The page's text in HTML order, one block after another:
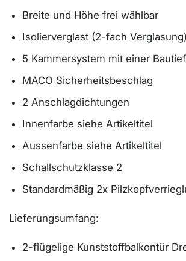
Breite und Höhe frei wählbar
Isolierverglast (2-fach
5 Kammersystem mit einer
MACO Sicherheitsbeschlag
2 Anschlagdichtungen
Innenfarbe siehe Artikeltitel
Aussenfarbe siehe Artikeltitel
Schallschutzklasse 2
Standardmäßig 2x
Lieferungsumfang:
2-flügelige Kunststoffbalkontür